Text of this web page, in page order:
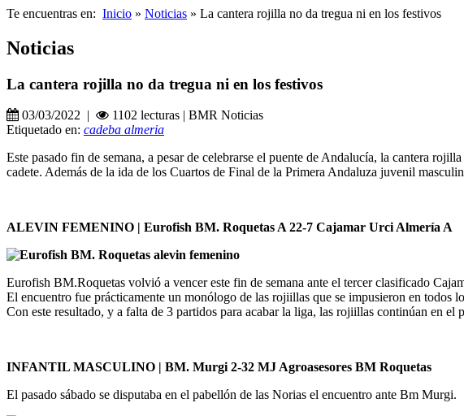
Te encuentras en: Inicio » Noticias » La cantera rojilla no da tregua ni en los festivos
Noticias
La cantera rojilla no da tregua ni en los festivos
03/03/2022 |
1102 lecturas | BMR Noticias
Etiquetado en: cadeba almeria
Este pasado fin de semana, a pesar de celebrarse el puente de Andalucía, la cantera
cadete. Además de la ida de los Cuartos de Final de la Primera Andaluza juvenil
ALEVIN FEMENINO | Eurofish BM. Roquetas A 22-7 Cajamar Urci Almería A
Eurofish BM.Roquetas volvió a vencer este fin de semana ante el tercer clasificado
El encuentro fue prácticamente un monólogo de las rojiillas que se impusieron en todos
Con este resultado, y a falta de 3 partidos para acabar la liga, las rojiillas continúan en
INFANTIL MASCULINO | BM. Murgi 2-32 MJ Agroasesores BM Roquetas
El pasado sábado se disputaba en el pabellón de las Norias el encuentro ante Bm Murgi.